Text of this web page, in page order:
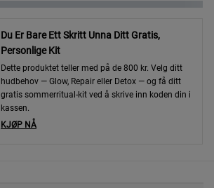
Du Er Bare Ett Skritt Unna Ditt Gratis,
Personlige Kit
Dette produktet teller med på de 800 kr. Velg ditt
hudbehov — Glow, Repair eller Detox — og få ditt
gratis sommerritual-kit ved å skrive inn koden din i
kassen.
KJØP NÅ